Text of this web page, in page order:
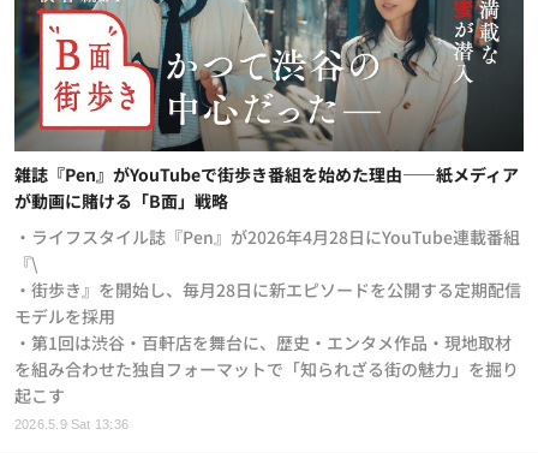
2026.5.9 Sat 13:36
雑誌『Pen』がYouTubeで街歩き番組を始めた理由——紙メディア
が動画に賭ける「B面」戦略
・ライフスタイル誌『Pen』が2026年4月28日にYouTube連載番組
『\
・街歩き』を開始し、毎月28日に新エピソードを公開する定期配信
モデルを採用
・第1回は渋谷・百軒店を舞台に、歴史・エンタメ作品・現地取材
を組み合わせた独自フォーマットで「知られざる街の魅力」を掘り
起こす